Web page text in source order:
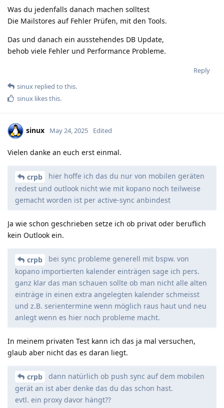
Was du jedenfalls danach machen solltest
Die Mailstores auf Fehler Prüfen, mit den Tools.
Das und danach ein ausstehendes DB Update,
behob viele Fehler und Performance Probleme.
Reply
sinux replied to this.
sinux likes this.
sinux May 24, 2025 Edited
Vielen danke an euch erst einmal.
crpb
hier hoffe ich das du nur von mobilen geräten
redest und outlook nicht wie mit kopano noch teilweise
gemacht worden ist per active-sync anbindest
Ja wie schon geschrieben setze ich ob privat oder beruflich
kein Outlook ein.
crpb
bei sync probleme generell mit bspw. von
kopano importierten kalender einträgen sage ich pers.
ganz klar das man schauen sollte ob man nicht alle alten
einträge in einen extra angelegten kalender schmeisst
und z.B. serientermine wenn möglich raus haut und neu
anlegt wenn es hier noch probleme macht.
In meinem privaten Test kann ich das ja mal versuchen,
glaub aber nicht das es daran liegt.
crpb
dann natürlich ob push sync auf dem mobilen
gerät an ist aber denke das du das schon hast.
evtl. ein proxy davor hängt??